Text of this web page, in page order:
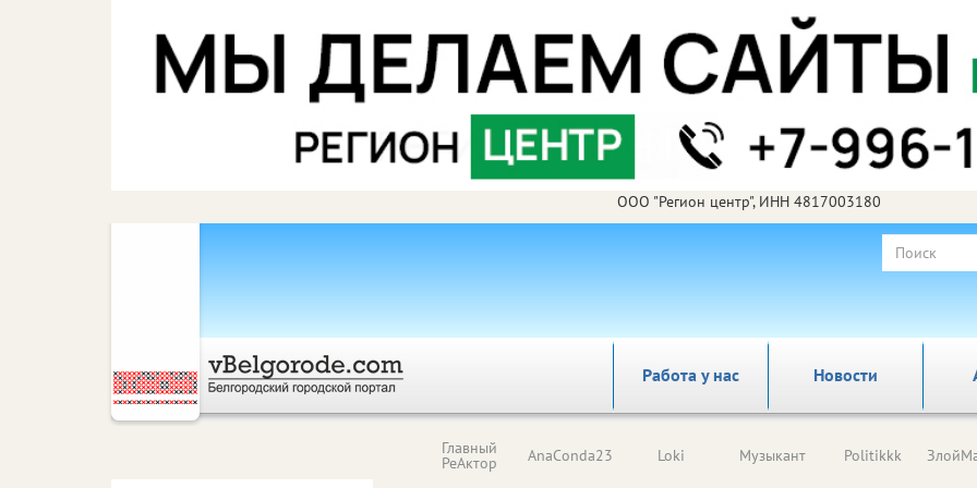
ООО "Регион центр", ИНН 4817003180
Работа у нас Новости
Главный
РеАктор AnaConda23 Loki Музыкант Politikkk